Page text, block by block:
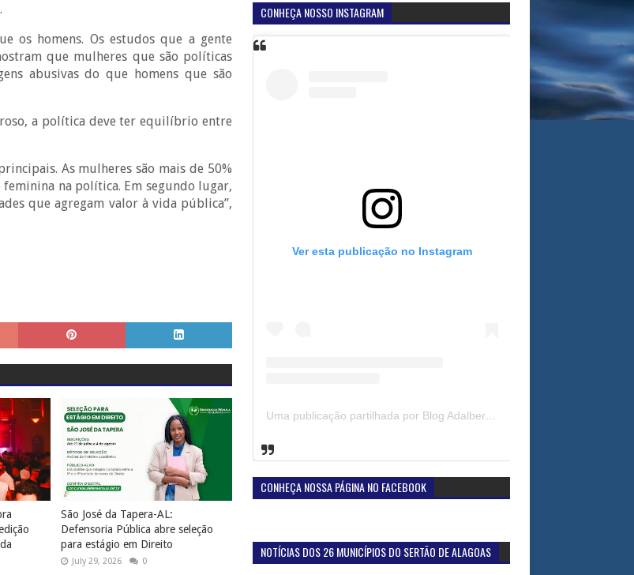
os homens. Os estudos que a gente
que mulheres que são políticas
abusivas do que homens que são
a política deve ter equilíbrio entre
As mulheres são mais de 50%
na política. Em segundo lugar,
que agregam valor à vida pública”,
São José da Tapera-AL:
Defensoria Pública abre seleção
para estágio em Direito
July 29, 2026 0
CONHEÇA NOSSO INSTAGRAM
Ver esta publicação no Instagram
Uma publicação partilhada por Blog Adalberto Gomes Noticias (@blogadalbertogomesnoticiass)
CONHEÇA NOSSA PÁGINA NO FACEBOOK
NOTÍCIAS DOS 26 MUNICÍPIOS DO SERTÃO DE ALAGOAS